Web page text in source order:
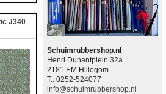
J340
Schuimrubbershop.nl
Henri Dunantplein 32a
2181 EM Hillegom
T.: 0252-524077
info@schuimrubbershop.nl